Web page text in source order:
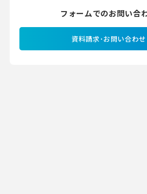
フォームでのお問い合
資料請求･お問い合わせ